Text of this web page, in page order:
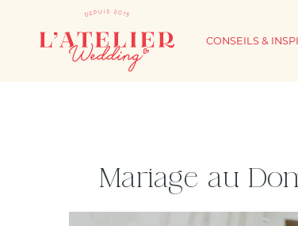
CONSEILS &
Mariage au